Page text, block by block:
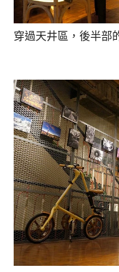
穿過天井區，後半部